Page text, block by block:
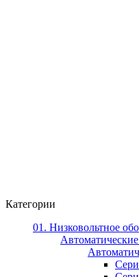
Категории
01. Низковольтное